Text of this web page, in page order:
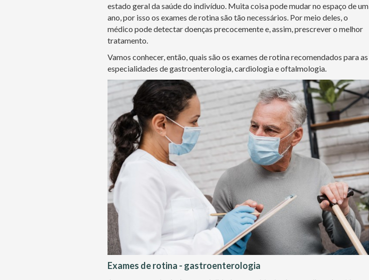
estado geral da saúde do indivíduo. Muita coisa pode mudar no espaço de um
ano, por isso os exames de rotina são tão necessários. Por meio deles, o
médico pode detectar doenças precocemente e, assim, prescrever o melhor
tratamento.
Vamos conhecer, então, quais são os exames de rotina recomendados para as
especialidades de gastroenterologia, cardiologia e oftalmologia.
Exames de rotina - gastroenterologia